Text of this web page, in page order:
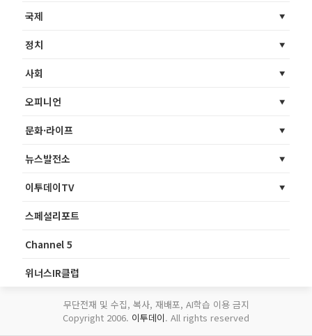
국제
정치
사회
오피니언
문화·라이프
뉴스발전소
이투데이TV
스페셜리포트
Channel 5
위너스IR클럽
무단전재 및 수집, 복사, 재배포, AI학습 이용 금지
Copyright 2006. 이투데이. All rights reserved